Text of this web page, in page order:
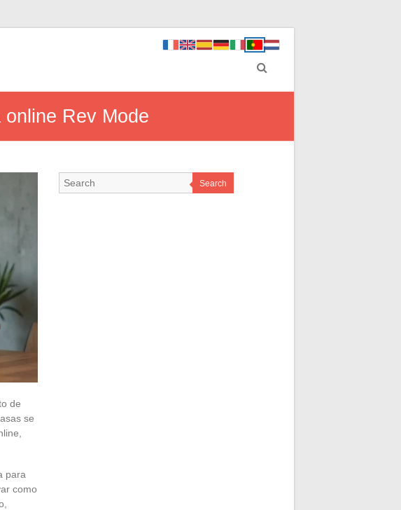
Rev Mode
de
se
para
como
Search